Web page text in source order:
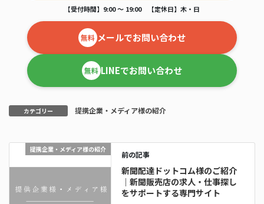
【受付時間】9:00 ～ 19:00 【定休日】木・日
無料 メールでお問い合わせ
無料 LINEでお問い合わせ
カテゴリー 提携企業・メディア様の紹介
提携企業・メディア様の紹介
前の記事
新聞配達ドットコム様のご紹介
｜新聞販売店の求人・仕事探し
をサポートする専門サイト